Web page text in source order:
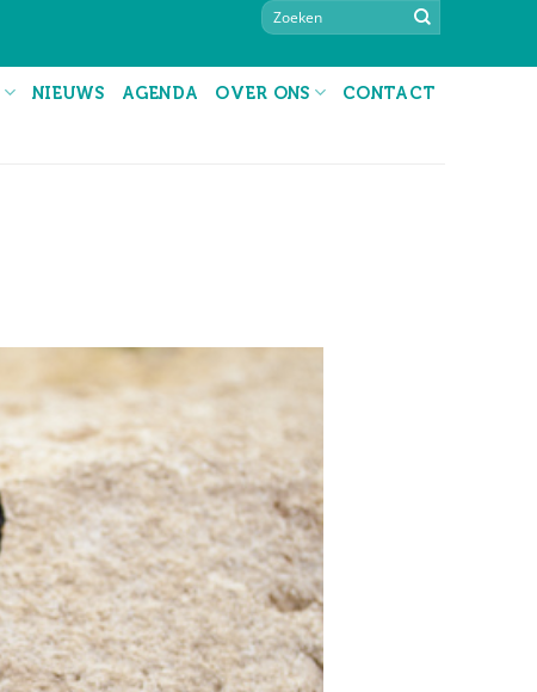
NIEUWS AGENDA OVER ONS CONTACT